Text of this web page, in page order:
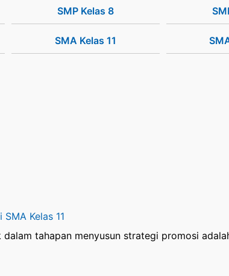
SMP Kelas 8
SMA Kelas 11
Kelas 11
tahapan menyusun strategi promosi